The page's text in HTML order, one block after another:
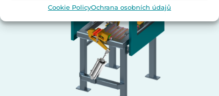
Cookie PolicyOchrana osobních údajů